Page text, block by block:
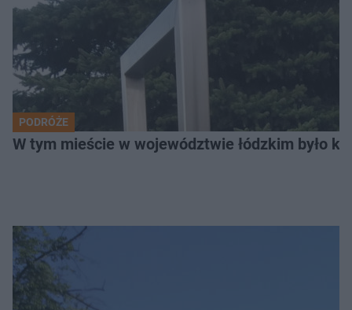
PODRÓŻE
W tym mieście w województwie łódzkim było